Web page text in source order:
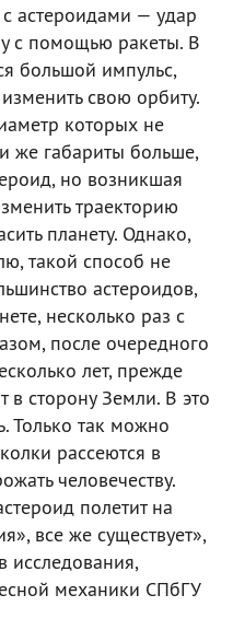
астероидами — удар
с помощью ракеты. В
большой импульс,
свою орбиту.
которых не
же габариты больше,
но возникшая
траекторию
планету. Однако,
такой способ не
астероидов,
несколько раз с
после очередного
лет, прежде
в сторону Земли. В это
Только так можно
рассеются в
человечеству.
полетит на
все же существует»,
исследования,
механики СПбГУ